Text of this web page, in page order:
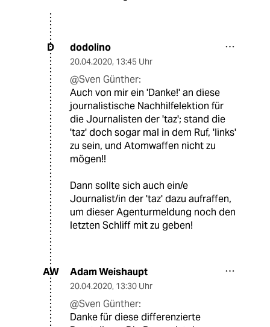
D dodolino
20.04.2020, 13:45 Uhr
@Sven Günther:
Auch von mir ein 'Danke!' an diese
journalistische Nachhilfelektion für
die Journalisten der 'taz'; stand die
'taz' doch sogar mal in dem Ruf, 'links'
zu sein, und Atomwaffen nicht zu
mögen!!
Dann sollte sich auch ein/e
Journalist/in der 'taz' dazu aufraffen,
um dieser Agenturmeldung noch den
letzten Schliff mit zu geben!
AW Adam Weishaupt
20.04.2020, 13:30 Uhr
@Sven Günther:
Danke für diese differenzierte